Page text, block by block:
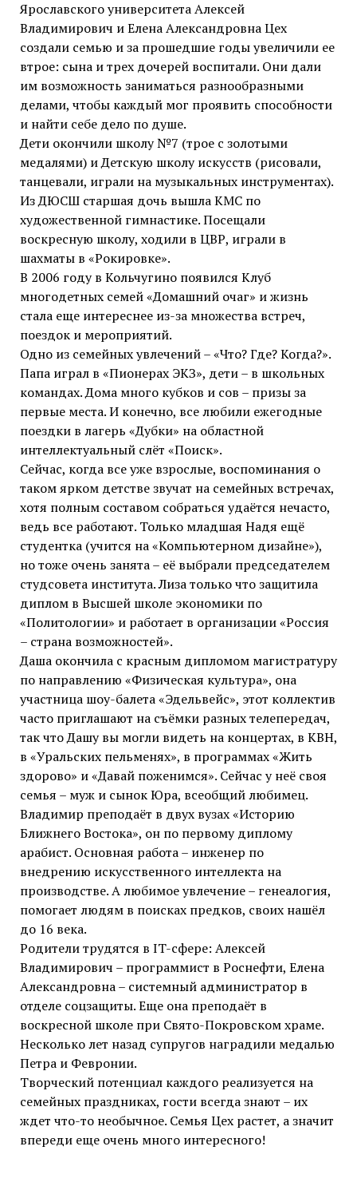
Ярославского университета Алексей
Владимирович и Елена Александровна Цех
создали семью и за прошедшие годы увеличили ее
втрое: сына и трех дочерей воспитали. Они дали
им возможность заниматься разнообразными
делами, чтобы каждый мог проявить способности
и найти себе дело по душе.
Дети окончили школу №7 (трое с золотыми
медалями) и Детскую школу искусств (рисовали,
танцевали, играли на музыкальных инструментах).
Из ДЮСШ старшая дочь вышла КМС по
художественной гимнастике. Посещали
воскресную школу, ходили в ЦВР, играли в
шахматы в «Рокировке».
В 2006 году в Кольчугино появился Клуб
многодетных семей «Домашний очаг» и жизнь
стала еще интереснее из-за множества встреч,
поездок и мероприятий.
Одно из семейных увлечений – «Что? Где? Когда?».
Папа играл в «Пионерах ЭКЗ», дети – в школьных
командах. Дома много кубков и сов – призы за
первые места. И конечно, все любили ежегодные
поездки в лагерь «Дубки» на областной
интеллектуальный слёт «Поиск».
Сейчас, когда все уже взрослые, воспоминания о
таком ярком детстве звучат на семейных встречах,
хотя полным составом собраться удаётся нечасто,
ведь все работают. Только младшая Надя ещё
студентка (учится на «Компьютерном дизайне»),
но тоже очень занята – её выбрали председателем
студсовета института. Лиза только что защитила
диплом в Высшей школе экономики по
«Политологии» и работает в организации «Россия
– страна возможностей».
Даша окончила с красным дипломом магистратуру
по направлению «Физическая культура», она
участница шоу-балета «Эдельвейс», этот коллектив
часто приглашают на съёмки разных телепередач,
так что Дашу вы могли видеть на концертах, в КВН,
в «Уральских пельменях», в программах «Жить
здорово» и «Давай поженимся». Сейчас у неё своя
семья – муж и сынок Юра, всеобщий любимец.
Владимир преподаёт в двух вузах «Историю
Ближнего Востока», он по первому диплому
арабист. Основная работа – инженер по
внедрению искусственного интеллекта на
производстве. А любимое увлечение – генеалогия,
помогает людям в поисках предков, своих нашёл
до 16 века.
Родители трудятся в IT-сфере: Алексей
Владимирович – программист в Роснефти, Елена
Александровна – системный администратор в
отделе соцзащиты. Еще она преподаёт в
воскресной школе при Свято-Покровском храме.
Несколько лет назад супругов наградили медалью
Петра и Февронии.
Творческий потенциал каждого реализуется на
семейных праздниках, гости всегда знают – их
ждет что-то необычное. Семья Цех растет, а значит
впереди еще очень много интересного!